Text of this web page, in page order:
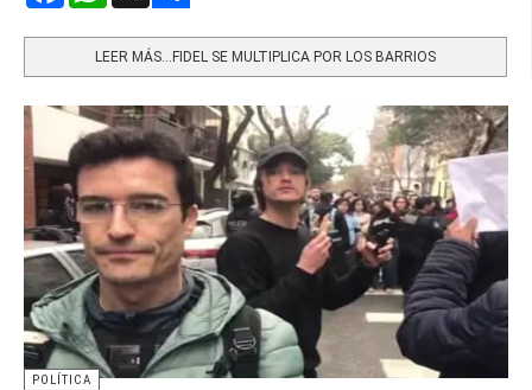
LEER MÁS…FIDEL SE MULTIPLICA POR LOS BARRIOS
POLÍTICA